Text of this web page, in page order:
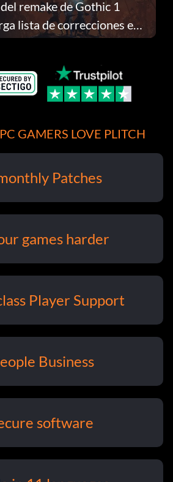
remake de Gothic 1
lista de correcciones en
GAMERS LOVE PLITCH
Patches
games harder
Player Support
Business
software